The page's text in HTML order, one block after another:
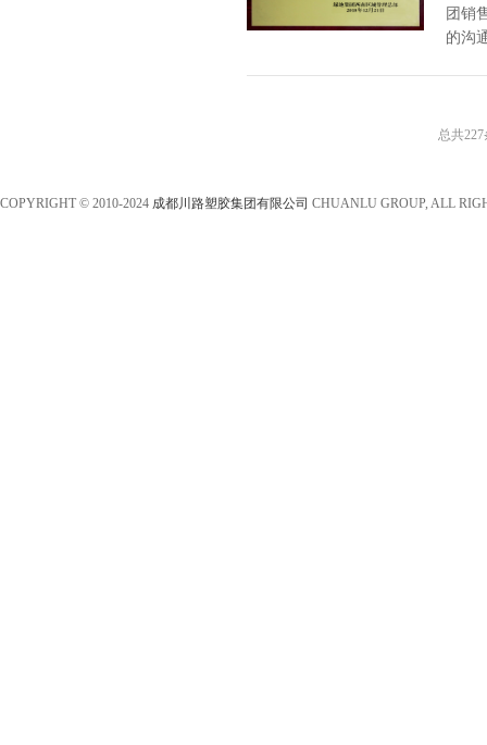
团销
的沟
总共
COPYRIGHT © 2010-2024 成都川路塑胶集团有限公司 CHUANLU GROUP, ALL